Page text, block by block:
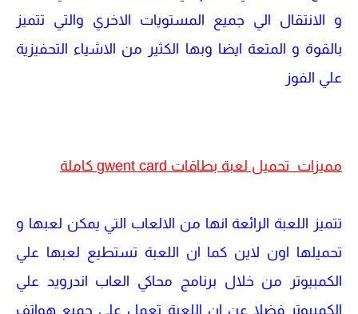
و الانتقال الي جميع المستويات الاخري والتي تتميز
بالقوة و المتعة ايضا وبها الكثير من الاشياء التحفيزية
علي الفوز
مميزات تحميل لعبة بطاقات gwent card كاملة
تتميز اللعبة الرائعة انها من الالعاب التي يمكن لعبها و
تحميلها اون لاين كما ان اللعبة تستطيع لعبها علي
الكمبيوتر من خلال برنامج محاكي العاب اندرويد علي
الكمبيوتر فضلا عن ان اللعبة تعمل علي جميع هواتف